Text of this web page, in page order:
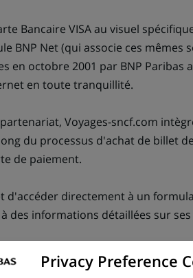
Bancaire VISA au visuel
BNP Net (qui associe ces
en octobre 2001 par BNP
en toute tranquillité.
Voyages-sncf.com
du processus d'achat de billet
de paiement.
d'accéder directement à un
des informations détaillées sur
l'Espace Shopping de la Carte/
créées par Voyages-sncf.com.
Privacy Preference